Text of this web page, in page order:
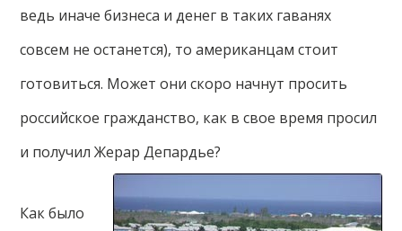
ведь иначе бизнеса и денег в таких гаванях
совсем не останется), то американцам стоит
готовиться. Может они скоро начнут просить
российское гражданство, как в свое время просил
и получил Жерар Депардье?
Как было